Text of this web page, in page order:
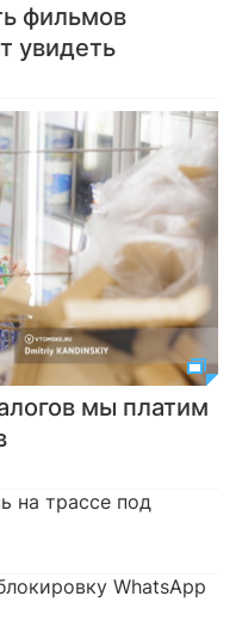
фильмов
увидеть
мы платим
на трассе под
WhatsApp